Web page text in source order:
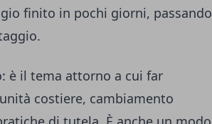
finito in pochi giorni, passando
è il tema attorno a cui far
costiere, cambiamento